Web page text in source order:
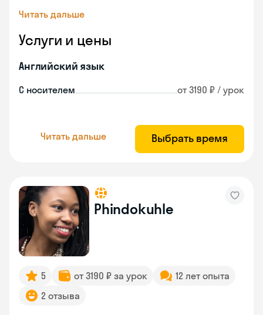
Читать дальше
Услуги и цены
Английский язык
С носителем от 3190 ₽ / урок
Читать дальше Выбрать время
Phindokuhle
5 от 3190 ₽ за урок
12 лет опыта
2 отзыва